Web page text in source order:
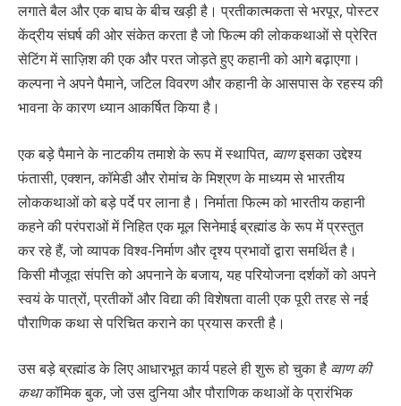
लगाते बैल और एक बाघ के बीच खड़ी है। प्रतीकात्मकता से भरपूर, पोस्टर
केंद्रीय संघर्ष की ओर संकेत करता है जो फिल्म की लोककथाओं से प्रेरित
सेटिंग में साज़िश की एक और परत जोड़ते हुए कहानी को आगे बढ़ाएगा।
कल्पना ने अपने पैमाने, जटिल विवरण और कहानी के आसपास के रहस्य की
भावना के कारण ध्यान आकर्षित किया है।
एक बड़े पैमाने के नाटकीय तमाशे के रूप में स्थापित, व्वाणइसका उद्देश्य
फंतासी, एक्शन, कॉमेडी और रोमांच के मिश्रण के माध्यम से भारतीय
लोककथाओं को बड़े पर्दे पर लाना है। निर्माता फिल्म को भारतीय कहानी
कहने की परंपराओं में निहित एक मूल सिनेमाई ब्रह्मांड के रूप में प्रस्तुत
कर रहे हैं, जो व्यापक विश्व-निर्माण और दृश्य प्रभावों द्वारा समर्थित है।
किसी मौजूदा संपत्ति को अपनाने के बजाय, यह परियोजना दर्शकों को अपने
स्वयं के पात्रों, प्रतीकों और विद्या की विशेषता वाली एक पूरी तरह से नई
पौराणिक कथा से परिचित कराने का प्रयास करती है।
उस बड़े ब्रह्मांड के लिए आधारभूत कार्य पहले ही शुरू हो चुका है व्वाण की
कथाकॉमिक बुक, जो उस दुनिया और पौराणिक कथाओं के प्रारंभिक